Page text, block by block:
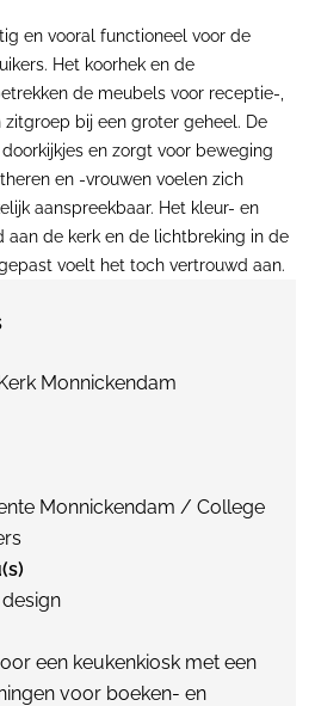
en vooral functioneel voor de
Het koorhek en de
de meubels voor receptie-,
zitgroep bij een groter geheel. De
en zorgt voor beweging
en -vrouwen voelen zich
aanspreekbaar. Het kleur- en
aan de kerk en de lichtbreking in de
voelt het toch vertrouwd aan.
Monnickendam
Monnickendam / College
design
een keukenkiosk met een
voor boeken- en